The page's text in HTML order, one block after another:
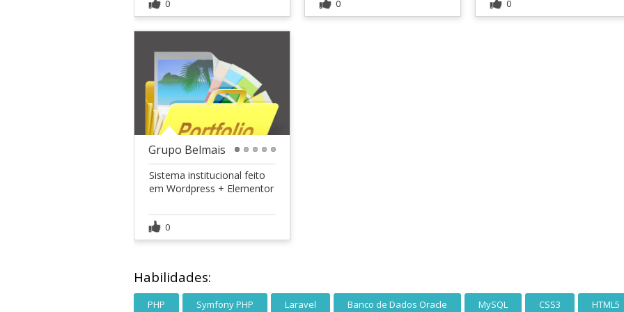
0 0 0
Grupo Belmais
Sistema institucional feito
em Wordpress + Elementor
0
Habilidades:
PHP Symfony PHP Laravel Banco de Dados Oracle MySQL CSS3 HTML5